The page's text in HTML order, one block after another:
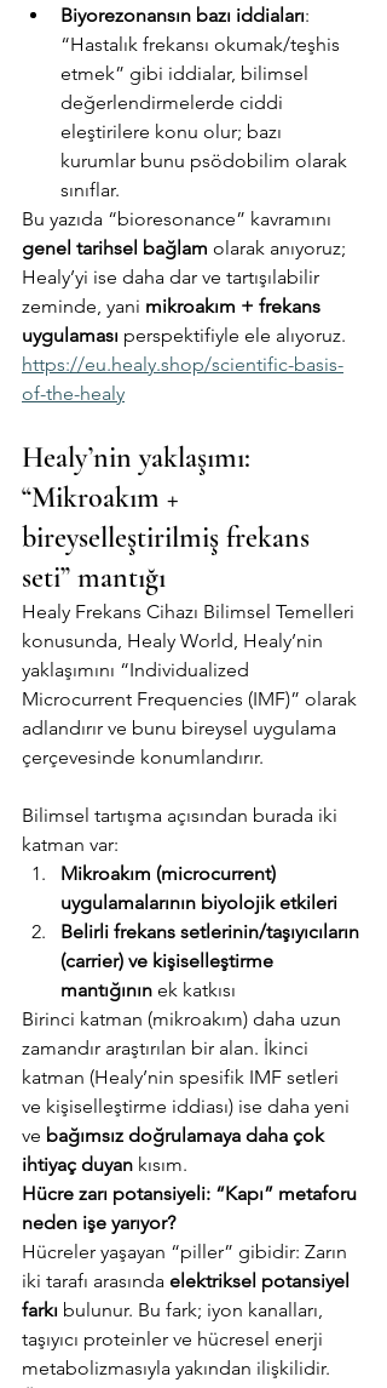
Biyorezonansın bazı iddiaları:
“Hastalık frekansı okumak/teşhis
etmek” gibi iddialar, bilimsel
değerlendirmelerde ciddi
eleştirilere konu olur; bazı
kurumlar bunu psödobilim olarak
sınıflar.
Bu yazıda “bioresonance” kavramını
genel tarihsel bağlam olarak anıyoruz;
Healy’yi ise daha dar ve tartışılabilir
zeminde, yani mikroakım + frekans
uygulaması perspektifiyle ele alıyoruz.
https://eu.healy.shop/scientific-basis-
of-the-healy
Healy’nin yaklaşımı:
“Mikroakım +
bireyselleştirilmiş frekans
seti” mantığı
Healy Frekans Cihazı Bilimsel Temelleri
konusunda, Healy World, Healy’nin
yaklaşımını “Individualized
Microcurrent Frequencies (IMF)” olarak
adlandırır ve bunu bireysel uygulama
çerçevesinde konumlandırır.
Bilimsel tartışma açısından burada iki
katman var:
Mikroakım (microcurrent)
uygulamalarının biyolojik etkileri
Belirli frekans setlerinin/taşıyıcıların
(carrier) ve kişiselleştirme
mantığının ek katkısı
Birinci katman (mikroakım) daha uzun
zamandır araştırılan bir alan. İkinci
katman (Healy’nin spesifik IMF setleri
ve kişiselleştirme iddiası) ise daha yeni
ve bağımsız doğrulamaya daha çok
ihtiyaç duyan kısım.
Hücre zarı potansiyeli: “Kapı” metaforu
neden işe yarıyor?
Hücreler yaşayan “piller” gibidir: Zarın
iki tarafı arasında elektriksel potansiyel
farkı bulunur. Bu fark; iyon kanalları,
taşıyıcı proteinler ve hücresel enerji
metabolizmasıyla yakından ilişkilidir.